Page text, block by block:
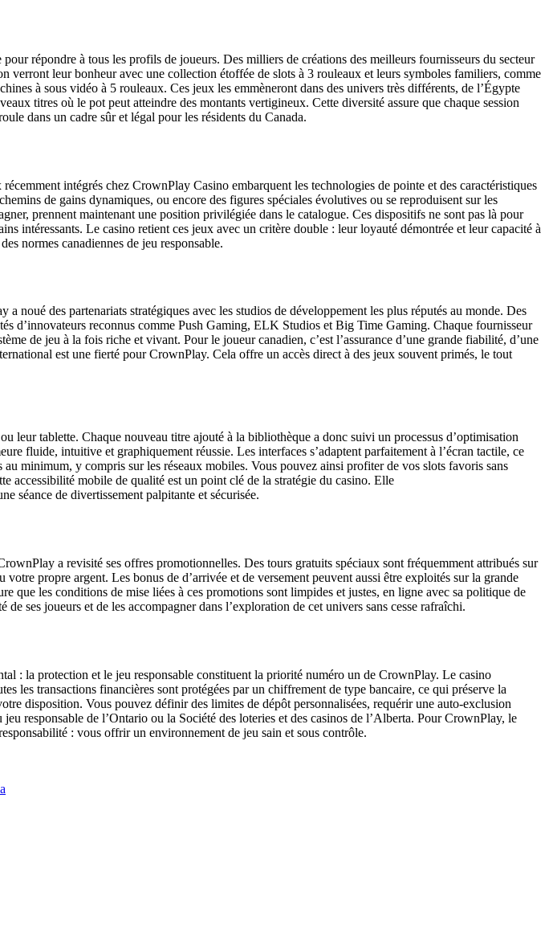
répondre à tous les profils de joueurs. Des milliers de créations des meilleurs fournisseurs du secteur
verront leur bonheur avec une collection étoffée de slots à 3 rouleaux et leurs symboles familiers, comme
à sous vidéo à 5 rouleaux. Ces jeux les emmèneront dans des univers très différents, de l’Égypte
titres où le pot peut atteindre des montants vertigineux. Cette diversité assure que chaque session
dans un cadre sûr et légal pour les résidents du Canada.
intégrés chez CrownPlay Casino embarquent les technologies de pointe et des caractéristiques
de gains dynamiques, ou encore des figures spéciales évolutives ou se reproduisent sur les
prennent maintenant une position privilégiée dans le catalogue. Ces dispositifs ne sont pas là pour
intéressants. Le casino retient ces jeux avec un critère double : leur loyauté démontrée et leur capacité à
normes canadiennes de jeu responsable.
noué des partenariats stratégiques avec les studios de développement les plus réputés au monde. Des
d’innovateurs reconnus comme Push Gaming, ELK Studios et Big Time Gaming. Chaque fournisseur
de jeu à la fois riche et vivant. Pour le joueur canadien, c’est l’assurance d’une grande fiabilité, d’une
est une fierté pour CrownPlay. Cela offre un accès direct à des jeux souvent primés, le tout
leur tablette. Chaque nouveau titre ajouté à la bibliothèque a donc suivi un processus d’optimisation
fluide, intuitive et graphiquement réussie. Les interfaces s’adaptent parfaitement à l’écran tactile, ce
minimum, y compris sur les réseaux mobiles. Vous pouvez ainsi profiter de vos slots favoris sans
accessibilité mobile de qualité est un point clé de la stratégie du casino. Elle
séance de divertissement palpitante et sécurisée.
a revisité ses offres promotionnelles. Des tours gratuits spéciaux sont fréquemment attribués sur
propre argent. Les bonus de d’arrivée et de versement peuvent aussi être exploités sur la grande
que les conditions de mise liées à ces promotions sont limpides et justes, en ligne avec sa politique de
ses joueurs et de les accompagner dans l’exploration de cet univers sans cesse rafraîchi.
: la protection et le jeu responsable constituent la priorité numéro un de CrownPlay. Le casino
les transactions financières sont protégées par un chiffrement de type bancaire, ce qui préserve la
disposition. Vous pouvez définir des limites de dépôt personnalisées, requérir une auto-exclusion
responsable de l’Ontario ou la Société des loteries et des casinos de l’Alberta. Pour CrownPlay, le
: vous offrir un environnement de jeu sain et sous contrôle.